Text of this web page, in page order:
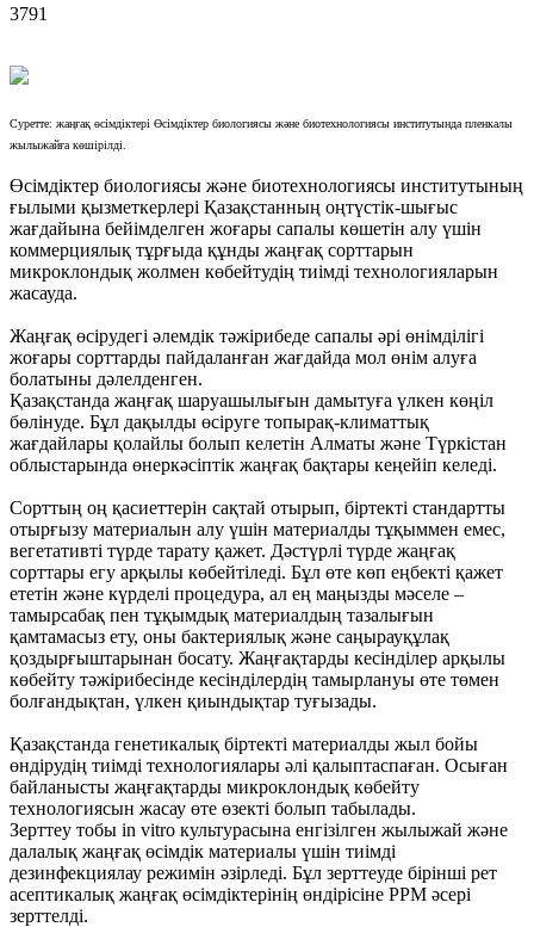
3791
Суретте: жаңғақ өсімдіктері Өсімдіктер биологиясы және биотехнологиясы институтында пленкалы
жылыжайға көшірілді.
Өсімдіктер биологиясы және биотехнологиясы институтының
ғылыми қызметкерлері Қазақстанның оңтүстік-шығыс
жағдайына бейімделген жоғары сапалы көшетін алу үшін
коммерциялық тұрғыда құнды жаңғақ сорттарын
микроклондық жолмен көбейтудің тиімді технологияларын
жасауда.
Жаңғақ өсірудегі әлемдік тәжірибеде сапалы әрі өнімділігі
жоғары сорттарды пайдаланған жағдайда мол өнім алуға
болатыны дәлелденген.
Қазақстанда жаңғақ шаруашылығын дамытуға үлкен көңіл
бөлінуде. Бұл дақылды өсіруге топырақ-климаттық
жағдайлары қолайлы болып келетін Алматы және Түркістан
облыстарында өнеркәсіптік жаңғақ бақтары кеңейіп келеді.
Сорттың оң қасиеттерін сақтай отырып, біртекті стандартты
отырғызу материалын алу үшін материалды тұқыммен емес,
вегетативті түрде тарату қажет. Дәстүрлі түрде жаңғақ
сорттары егу арқылы көбейтіледі. Бұл өте көп еңбекті қажет
ететін және күрделі процедура, ал ең маңызды мәселе –
тамырсабақ пен тұқымдық материалдың тазалығын
қамтамасыз ету, оны бактериялық және саңырауқұлақ
қоздырғыштарынан босату. Жаңғақтарды кесінділер арқылы
көбейту тәжірибесінде кесінділердің тамырлануы өте төмен
болғандықтан, үлкен қиындықтар туғызады.
Қазақстанда генетикалық біртекті материалды жыл бойы
өндірудің тиімді технологиялары әлі қалыптаспаған. Осыған
байланысты жаңғақтарды микроклондық көбейту
технологиясын жасау өте өзекті болып табылады.
Зерттеу тобы in vitro культурасына енгізілген жылыжай және
далалық жаңғақ өсімдік материалы үшін тиімді
дезинфекциялау режимін әзірледі. Бұл зерттеуде бірінші рет
асептикалық жаңғақ өсімдіктерінің өндірісіне РРМ әсері
зерттелді.